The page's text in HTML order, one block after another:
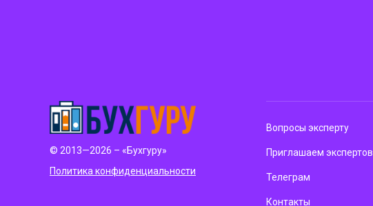
© 2013—2026 – «Бухгуру»
Политика конфиденциальности
Вопросы эксперту
Приглашаем экспертов
Телеграм
Контакты